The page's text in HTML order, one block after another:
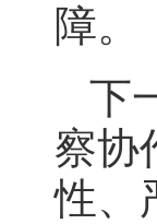
障。
下
察协
性、